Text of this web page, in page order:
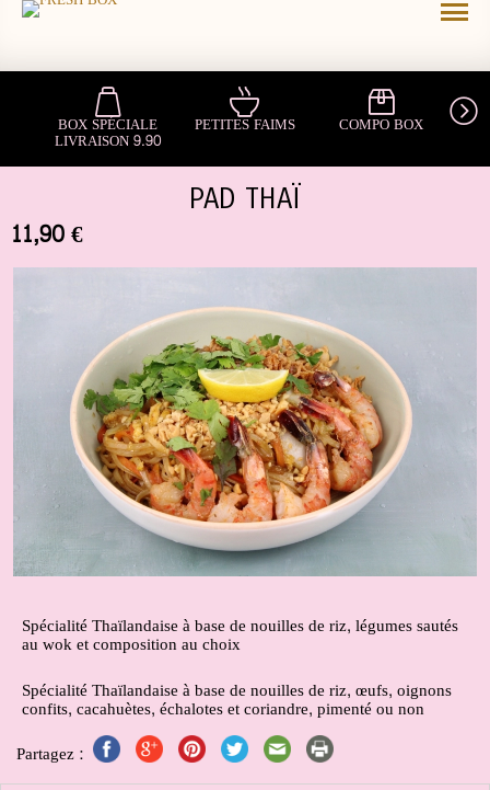
BOX SPÉCIALE
LIVRAISON 9.90
PETITES FAIMS COMPO BOX
PAD THAÏ
11,90 €
Spécialité Thaïlandaise à base de nouilles de riz, légumes sautés
au wok et composition au choix
Spécialité Thaïlandaise à base de nouilles de riz, œufs, oignons
confits, cacahuètes, échalotes et coriandre, pimenté ou non
Partagez :